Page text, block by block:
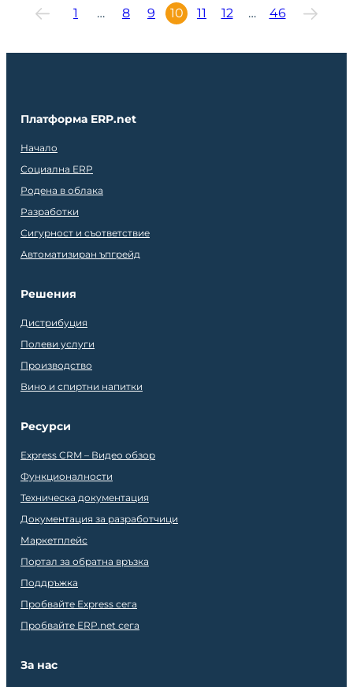
1 … 8 9 10 11 12 … 46
Платформа ERP.net
Начало
Социална ERP
Родена в облака
Разработки
Сигурност и съответствие
Автоматизиран ъпгрейд
Решения
Дистрибуция
Полеви услуги
Производство
Вино и спиртни напитки
Ресурси
Express CRM – Видео обзор
Функционалности
Техническа документация
Документация за разработчици
Маркетплейс
Портал за обратна връзка
Поддръжка
Пробвайте Express сега
Пробвайте ERP.net сега
За нас